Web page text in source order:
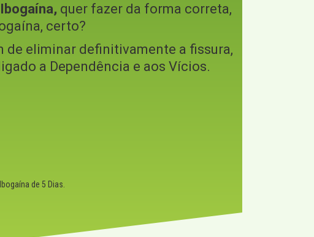
quer fazer da forma correta,
certo?
de eliminar definitivamente a fissura,
a Dependência e aos Vícios.
de 5 Dias.